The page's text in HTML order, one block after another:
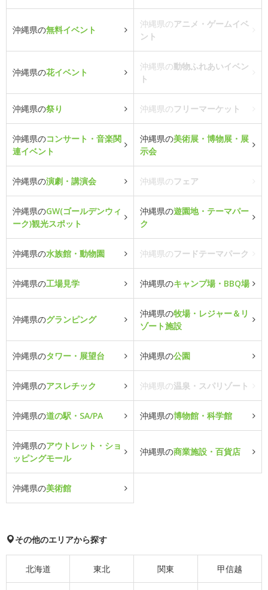
沖縄県の無料イベント
沖縄県のアニメ・ゲームイベ
ント
沖縄県の花イベント
沖縄県の動物ふれあいイベン
ト
沖縄県の祭り 沖縄県のフリーマーケット
沖縄県のコンサート・音楽関
連イベント
沖縄県の美術展・博物展・展
示会
沖縄県の演劇・講演会 沖縄県のフェア
沖縄県のGW(ゴールデンウィ
ーク)観光スポット
沖縄県の遊園地・テーマパー
ク
沖縄県の水族館・動物園 沖縄県のフードテーマパーク
沖縄県の工場見学 沖縄県のキャンプ場・BBQ場
沖縄県のグランピング
沖縄県の牧場・レジャー＆リ
ゾート施設
沖縄県のタワー・展望台 沖縄県の公園
沖縄県のアスレチック 沖縄県の温泉・スパリゾート
沖縄県の道の駅・SA/PA 沖縄県の博物館・科学館
沖縄県のアウトレット・ショ
ッピングモール
沖縄県の商業施設・百貨店
沖縄県の美術館
その他のエリアから探す
北海道 東北 関東 甲信越